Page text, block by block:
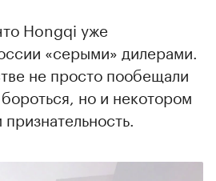
Hongqi уже
«серыми» дилерами.
не просто пообещали
но и некотором